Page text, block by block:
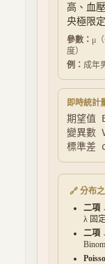
高、血
央極限
參數： μ
度）
例： 成年
即時統計
期望值
變異數
標準差
🔗 分布
二項
λ 固
二項